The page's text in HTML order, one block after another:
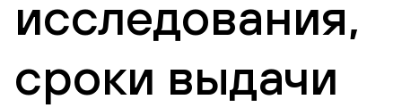
исследования,
сроки выдачи